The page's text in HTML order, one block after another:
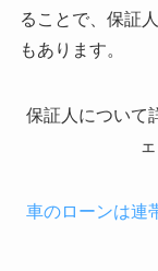
ることで、保証
もあります。
保証人について
車のローンは連